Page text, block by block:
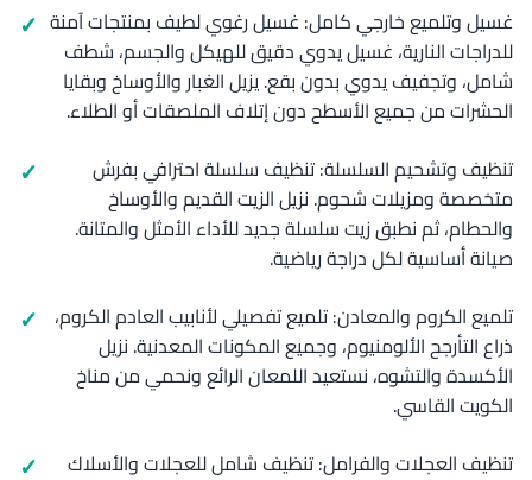
غسيل وتلميع خارجي كامل: غسيل رغوي لطيف بمنتجات آمنة
للدراجات النارية، غسيل يدوي دقيق للهيكل والجسم، شطف
شامل، وتجفيف يدوي بدون بقع. يزيل الغبار والأوساخ وبقايا
الحشرات من جميع الأسطح دون إتلاف الملصقات أو الطلاء.
تنظيف وتشحيم السلسلة: تنظيف سلسلة احترافي بفرش
متخصصة ومزيلات شحوم. نزيل الزيت القديم والأوساخ
والحطام، ثم نطبق زيت سلسلة جديد للأداء الأمثل والمتانة.
صيانة أساسية لكل دراجة رياضية.
تلميع الكروم والمعادن: تلميع تفصيلي لأنابيب العادم الكروم،
ذراع التأرجح الألومنيوم، وجميع المكونات المعدنية. نزيل
الأكسدة والتشوه، نستعيد اللمعان الرائع ونحمي من مناخ
الكويت القاسي.
تنظيف العجلات والفرامل: تنظيف شامل للعجلات والأسلاك